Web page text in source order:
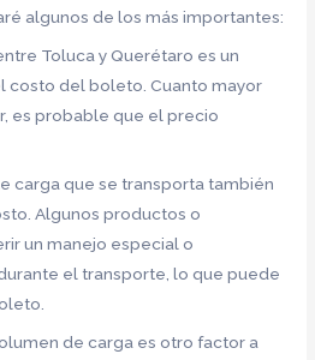
algunos de los más importantes:
Toluca y Querétaro es un
costo del boleto. Cuanto mayor
es probable que el precio
carga que se transporta también
Algunos productos o
un manejo especial o
el transporte, lo que puede
de carga es otro factor a